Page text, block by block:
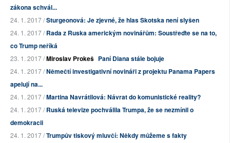
zákona schvál...
24. 1. 2017 /Sturgeonová: Je zjevné, že hlas Skotska není slyšen
24. 1. 2017 /Rada z Ruska americkým novinářům: Soustřeďte se na to,
co Trump neříká
23. 1. 2017 /Miroslav Prokeš Paní Diana stále bojuje
24. 1. 2017 /Němečtí investigativní novináři z projektu Panama Papers
apelují na...
24. 1. 2017 /Martina Navrátilová: Návrat do komunistické reality?
24. 1. 2017 /Ruská televize pochválila Trumpa, že se nezmínil o
demokracii
24. 1. 2017 /Trumpův tiskový mluvčí: Někdy můžeme s fakty